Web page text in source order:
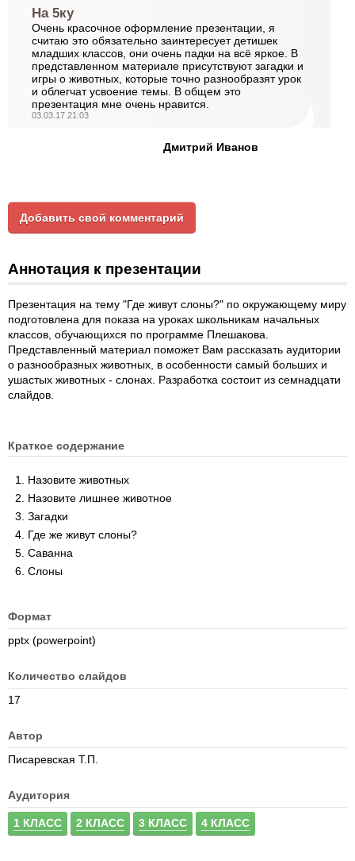
На 5ку
Очень красочное оформление презентации, я
считаю это обязательно заинтересует детишек
младших классов, они очень падки на всё яркое. В
представленном материале присутствуют загадки и
игры о животных, которые точно разнообразят урок
и облегчат усвоение темы. В общем это
презентация мне очень нравится.
03.03.17 21:03
Дмитрий Иванов
Добавить свой комментарий
Аннотация к презентации
Презентация на тему "Где живут слоны?" по окружающему миру
подготовлена для показа на уроках школьникам начальных
классов, обучающихся по программе Плешакова.
Представленный материал поможет Вам рассказать аудитории
о разнообразных животных, в особенности самый больших и
ушастых животных - слонах. Разработка состоит из семнадцати
слайдов.
Краткое содержание
Назовите животных
Назовите лишнее животное
Загадки
Где же живут слоны?
Саванна
Слоны
Формат
pptx (powerpoint)
Количество слайдов
17
Автор
Писаревская Т.П.
Аудитория
1 КЛАСС 2 КЛАСС 3 КЛАСС 4 КЛАСС